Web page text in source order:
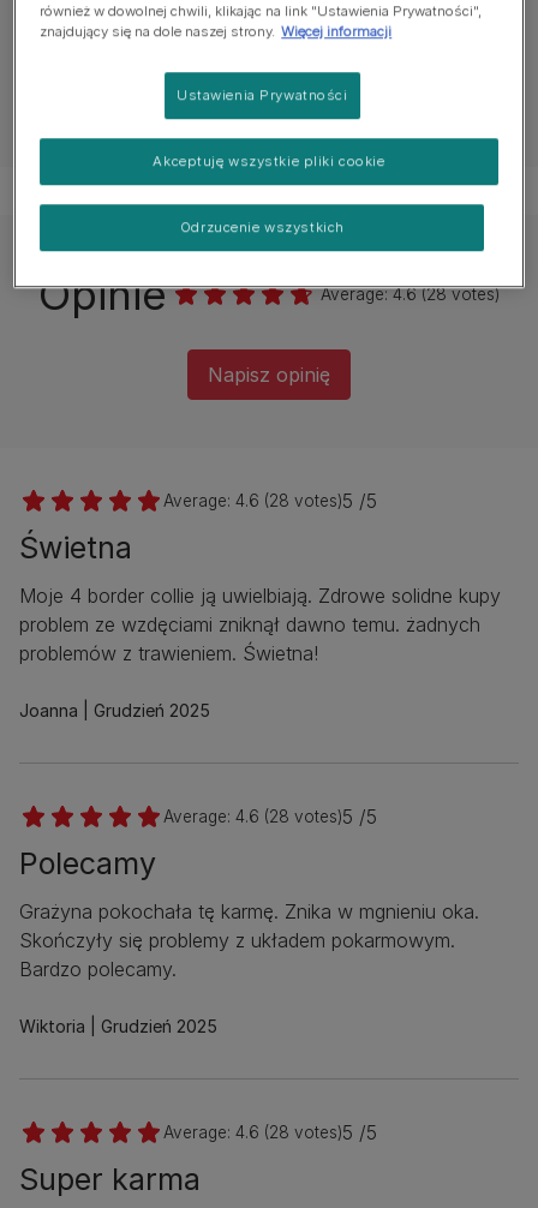
Składniki i odżywianie
Poradnik żywieniowy
Opinie Average:4.6 (28votes)
Napisz opinię
Average: 4.6 (28 votes)5 /5
Świetna
Moje 4 border collie ją uwielbiają. Zdrowe solidne kupy
problem ze wzdęciami zniknął dawno temu. żadnych
problemów z trawieniem. Świetna!
Joanna Grudzień 2025
Average: 4.6 (28 votes)5 /5
Polecamy
Grażyna pokochała tę karmę. Znika w mgnieniu oka.
Skończyły się problemy z układem pokarmowym.
Bardzo polecamy.
Wiktoria Grudzień 2025
Average: 4.6 (28 votes)5 /5
Super karma
również w dowolnej chwili, klikając na link "Ustawienia Prywatności",
znajdujący się na dole naszej strony. Więcej informacji
Ustawienia Prywatności
Odrzucenie wszystkich
Akceptuję wszystkie pliki cookie